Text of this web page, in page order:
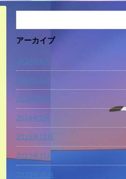
アーカイブ
2024年6月
2024年5月
2024年4月
2024年2月
2023年12月
2023年11月
2023年10月